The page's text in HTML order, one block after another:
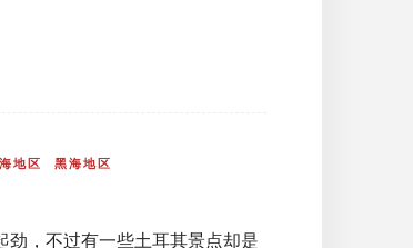
地区 黑海地区
，不过有一些土耳其景点却是